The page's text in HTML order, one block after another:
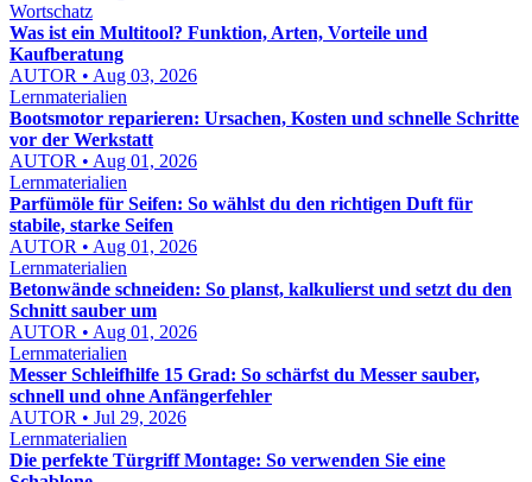
Wortschatz
Was ist ein Multitool? Funktion, Arten, Vorteile und
Kaufberatung
AUTOR • Aug 03, 2026
Lernmaterialien
Bootsmotor reparieren: Ursachen, Kosten und schnelle Schritte
vor der Werkstatt
AUTOR • Aug 01, 2026
Lernmaterialien
Parfümöle für Seifen: So wählst du den richtigen Duft für
stabile, starke Seifen
AUTOR • Aug 01, 2026
Lernmaterialien
Betonwände schneiden: So planst, kalkulierst und setzt du den
Schnitt sauber um
AUTOR • Aug 01, 2026
Lernmaterialien
Messer Schleifhilfe 15 Grad: So schärfst du Messer sauber,
schnell und ohne Anfängerfehler
AUTOR • Jul 29, 2026
Lernmaterialien
Die perfekte Türgriff Montage: So verwenden Sie eine